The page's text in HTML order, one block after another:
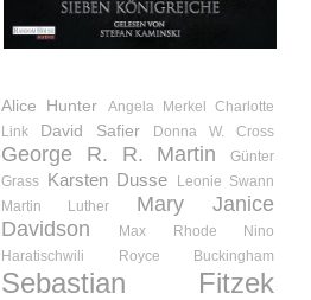
Alice Hunter Angela Merkel Charlotte
Link
David Safier Donna W. Cross
George R. R. Martin
Günter
Grass Karsten Dusse
Leonie Swann
Martin Luther
Mary Janice
Davidson
Max Rhode
Nino
Haratischwili
Royce Buckingham
Sebastian Fitzek